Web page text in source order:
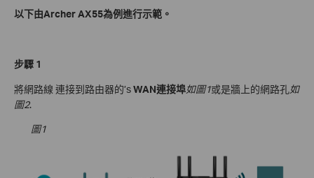
以下由Archer AX55為例進行示範。
步驟 1
將網路線 連接到路由器的’sWAN連接埠如圖1或是牆上的網路孔如
圖2.
圖1